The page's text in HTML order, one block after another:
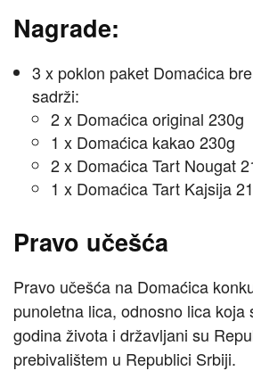
Nagrade:
3 x poklon paket Domaćica
sadrži:
2 x Domaćica original 230g
1 x Domaćica kakao 230g
2 x Domaćica Tart Nougat
1 x Domaćica Tart Kajsija
Pravo učešća
Pravo učešća na Domaćica
punoletna lica, odnosno lica koja
godina života i državljani su
prebivalištem u Republici Srbiji.